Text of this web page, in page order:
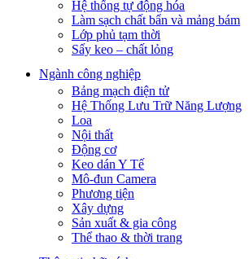
Hệ thống tự động hóa
Làm sạch chất bẩn và mảng bám
Lớp phủ tạm thời
Sấy keo – chất lỏng
Ngành công nghiệp
Bảng mạch điện tử
Hệ Thống Lưu Trữ Năng Lượng
Loa
Nội thất
Động cơ
Keo dán Y Tế
Mô-đun Camera
Phương tiện
Xây dựng
Sản xuất & gia công
Thể thao & thời trang